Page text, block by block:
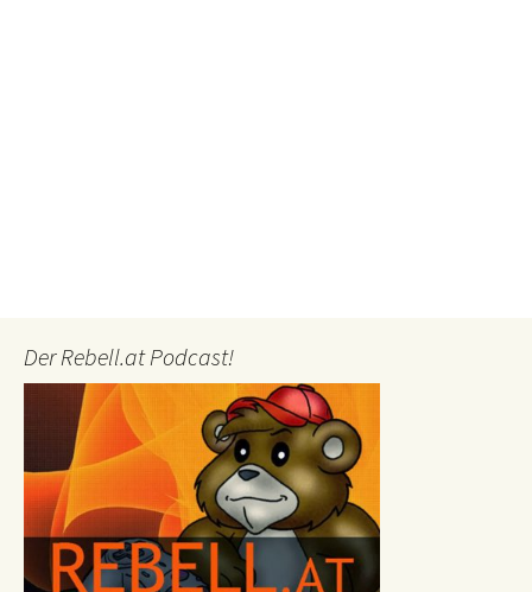
Der Rebell.at Podcast!